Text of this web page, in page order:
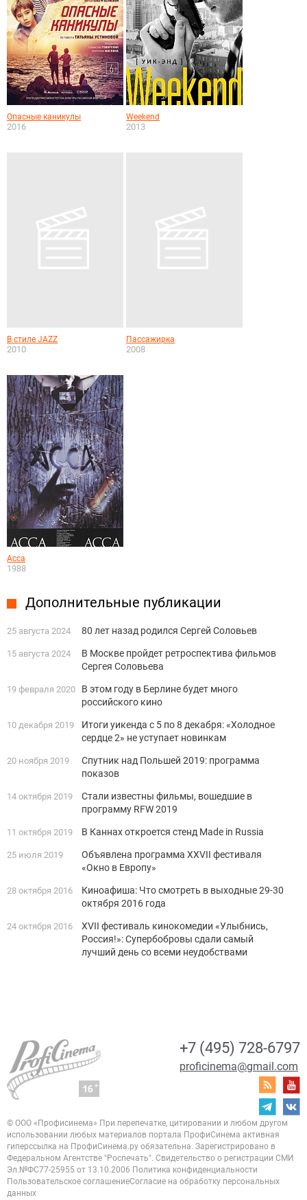
Опасные каникулы
2016
Weekend
2013
В стиле JAZZ
2010
Пассажирка
2008
Асса
1988
Дополнительные публикации
25 августа 2024 80 лет назад родился Сергей Соловьев
15 августа 2024
В Москве пройдет ретроспектива фильмов
Сергея Соловьева
19 февраля 2020
В этом году в Берлине будет много
российского кино
10 декабря 2019
Итоги уикенда с 5 по 8 декабря: «Холодное
сердце 2» не уступает новинкам
20 ноября 2019
Спутник над Польшей 2019: программа
показов
14 октября 2019
Стали известны фильмы, вошедшие в
программу RFW 2019
11 октября 2019 В Каннах откроется стенд Made in Russia
25 июля 2019
Объявлена программа XXVII фестиваля
«Окно в Европу»
28 октября 2016
Киноафиша: Что смотреть в выходные 29-30
октября 2016 года
24 октября 2016
XVII фестиваль кинокомедии «Улыбнись,
Россия!»: Супербобровы сдали самый
лучший день со всеми неудобствами
+7 (495) 728-6797
proficinema@gmail.com
© ООО «Профисинема» При перепечатке, цитировании и любом другом
использовании любых материалов портала ПрофиСинема активная
гиперссылка на ПрофиСинема.ру обязательна. Зарегистрировано в
Федеральном Агентстве "Роспечать". Свидетельство о регистрации СМИ
Эл.№ФС77-25955 от 13.10.2006 Политика конфиденциальности
Пользовательское соглашениеСогласие на обработку персональных
данных